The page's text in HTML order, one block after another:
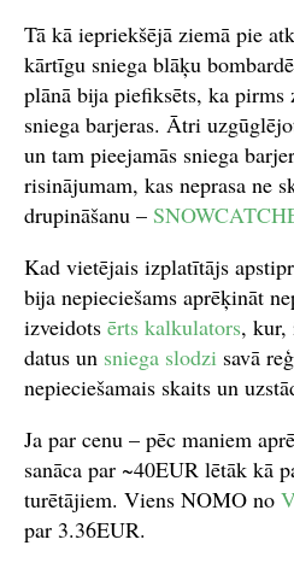
Tā kā iepriekšējā ziemā pie
kārtīgu sniega blāķu
plānā bija piefiksēts, ka pirms
sniega barjeras. Ātri
un tam pieejamās sniega
risinājumam, kas neprasa ne
drupināšanu –
Kad vietējais izplatītājs
bija nepieciešams aprēķināt
izveidots ērts kalkulators, kur,
datus un sniega slodzi savā
nepieciešamais skaits un
Ja par cenu – pēc maniem
sanāca par ~40EUR lētāk kā
turētājiem. Viens NOMO no
par 3.36EUR.